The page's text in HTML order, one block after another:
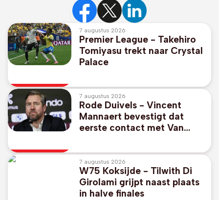
7 augustus 2026
Premier League - Takehiro
Tomiyasu trekt naar Crystal
Palace
7 augustus 2026
Rode Duivels - Vincent
Mannaert bevestigt dat
eerste contact met Van
werd gelegd
7 augustus 2026
W75 Koksijde - Tilwith Di
Girolami grijpt naast plaats
in halve finales